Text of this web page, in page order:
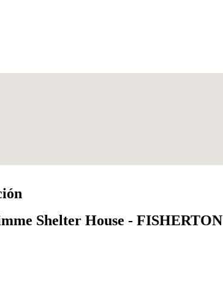
Shelter House - FISHERTON